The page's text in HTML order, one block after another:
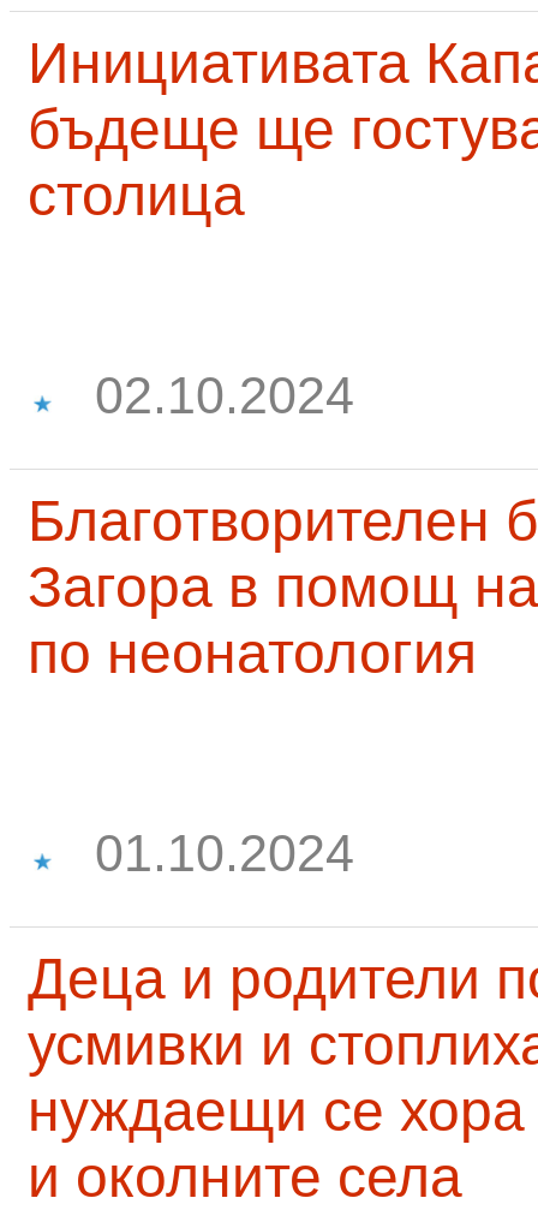
Инициативата
бъдеще ще
столица
02.10.2024
Благотворителен
Загора в помощ
по неонатология
01.10.2024
Деца и родители
усмивки и
нуждаещи се
и околните села